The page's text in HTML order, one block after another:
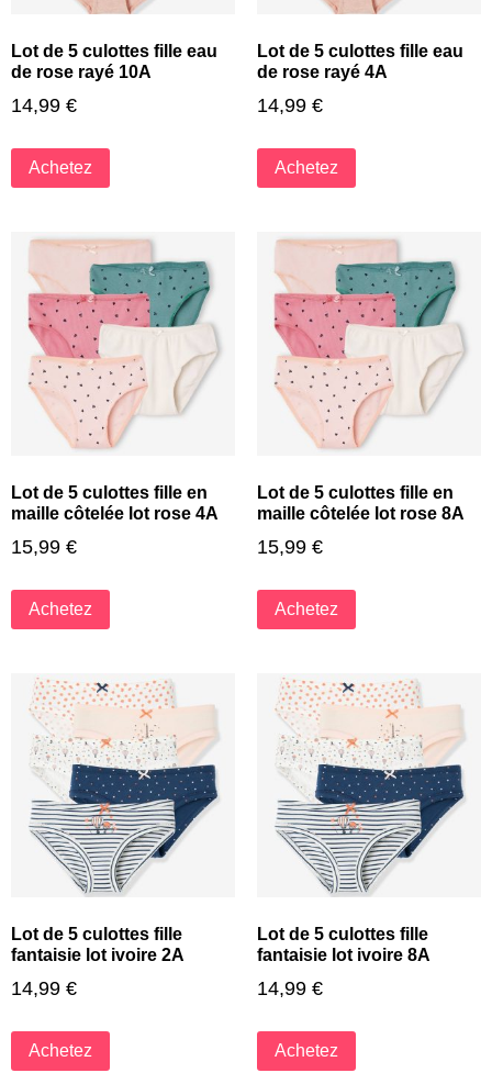
Lot de 5 culottes fille eau
de rose rayé 10A
14,99 €
Achetez
Lot de 5 culottes fille eau
de rose rayé 4A
14,99 €
Achetez
Lot de 5 culottes fille en
maille côtelée lot rose 4A
15,99 €
Achetez
Lot de 5 culottes fille en
maille côtelée lot rose 8A
15,99 €
Achetez
Lot de 5 culottes fille
fantaisie lot ivoire 2A
14,99 €
Achetez
Lot de 5 culottes fille
fantaisie lot ivoire 8A
14,99 €
Achetez